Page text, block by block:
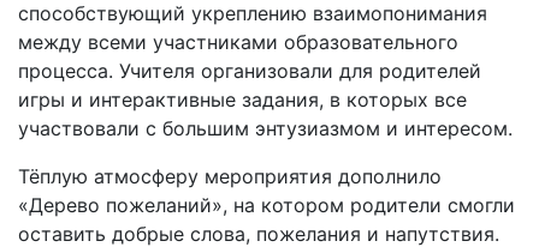
способствующий укреплению взаимопонимания
между всеми участниками образовательного
процесса. Учителя организовали для родителей
игры и интерактивные задания, в которых все
участвовали с большим энтузиазмом и интересом.
Тёплую атмосферу мероприятия дополнило
«Дерево пожеланий», на котором родители смогли
оставить добрые слова, пожелания и напутствия.